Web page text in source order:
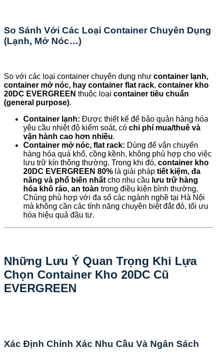
So Sánh Với Các Loại Container Chuyên Dụng
(Lạnh, Mở Nóc…)
So với các loại container chuyên dụng như container lạnh,
container mở nóc, hay container flat rack, container kho
20DC EVERGREEN thuộc loại container tiêu chuẩn
(general purpose).
Container lạnh: Được thiết kế để bảo quản hàng hóa
yêu cầu nhiệt độ kiểm soát, có chi phí mua/thuê và
vận hành cao hơn nhiều.
Container mở nóc, flat rack: Dùng để vận chuyển
hàng hóa quá khổ, cồng kềnh, không phù hợp cho việc
lưu trữ kín thông thường. Trong khi đó, container kho
20DC EVERGREEN 80% là giải pháp tiết kiệm, đa
năng và phổ biến nhất cho nhu cầu lưu trữ hàng
hóa khô ráo, an toàn trong điều kiện bình thường.
Chúng phù hợp với đa số các ngành nghề tại Hà Nội
mà không cần các tính năng chuyên biệt đắt đỏ, tối ưu
hóa hiệu quả đầu tư.
Những Lưu Ý Quan Trọng Khi Lựa
Chọn Container Kho 20DC Cũ
EVERGREEN
Xác Định Chính Xác Nhu Cầu Và Ngân Sách